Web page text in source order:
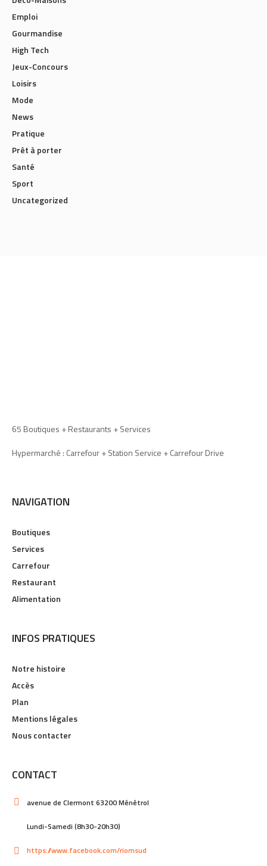
Emploi
Gourmandise
High Tech
Jeux-Concours
Loisirs
Mode
News
Pratique
Prêt à porter
Santé
Sport
Uncategorized
65 Boutiques + Restaurants + Services
Hypermarché : Carrefour + Station Service + Carrefour Drive
NAVIGATION
Boutiques
Services
Carrefour
Restaurant
Alimentation
INFOS PRATIQUES
Notre histoire
Accès
Plan
Mentions légales
Nous contacter
CONTACT
avenue de Clermont 63200 Ménétrol
Lundi-Samedi (8h30-20h30)
https://www.facebook.com/riomsud